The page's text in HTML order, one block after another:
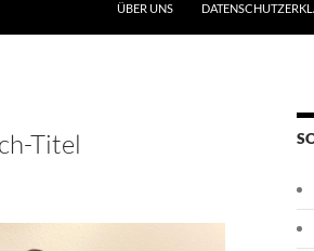
ÜBER UNS
Titel